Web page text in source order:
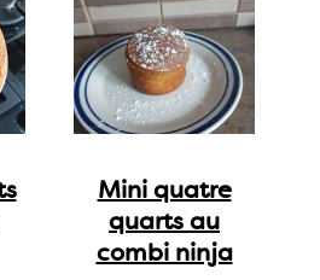
Mini quatre
quarts au
combi ninja